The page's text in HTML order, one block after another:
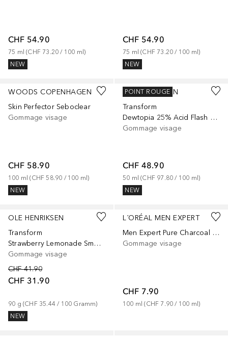
CHF 54.90
75 ml (CHF 73.20 / 100 ml)
NEW
CHF 54.90
75 ml (CHF 73.20 / 100 ml)
NEW
WOODS COPENHAGEN
Skin Perfector Seboclear
Gommage visage
CHF 58.90
100 ml (CHF 58.90 / 100 ml)
NEW
OLE HENRIKSEN
Transform
Dewtopia 25% Acid Flash Facial - Masque exfoliant visage
Gommage visage
CHF 48.90
50 ml (CHF 97.80 / 100 ml)
NEW
POINT ROUGE
OLE HENRIKSEN
Transform
Strawberry Lemonade Smoothing Srub - Gommage exfoliant visage retexturisant lissant aux AHA
Gommage visage
CHF 41.90
CHF 31.90
90 g (CHF 35.44 / 100 Gramm)
NEW
L´ORÉAL MEN EXPERT
Men Expert Pure Charcoal anti-imperfections
Gommage visage
CHF 7.90
100 ml (CHF 7.90 / 100 ml)